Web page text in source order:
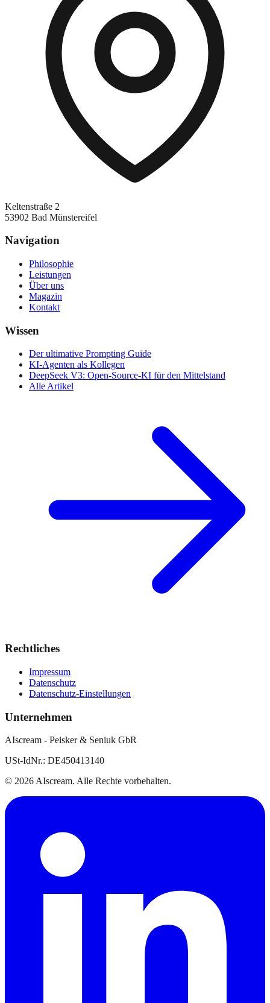
Keltenstraße 2
53902 Bad Münstereifel
Navigation
Philosophie
Leistungen
Über uns
Magazin
Kontakt
Wissen
Der ultimative Prompting Guide
KI-Agenten als Kollegen
DeepSeek V3: Open-Source-KI für den Mittelstand
Alle Artikel
Rechtliches
Impressum
Datenschutz
Datenschutz-Einstellungen
Unternehmen
AIscream - Peisker & Seniuk GbR
USt-IdNr.: DE450413140
© 2026 AIscream. Alle Rechte vorbehalten.